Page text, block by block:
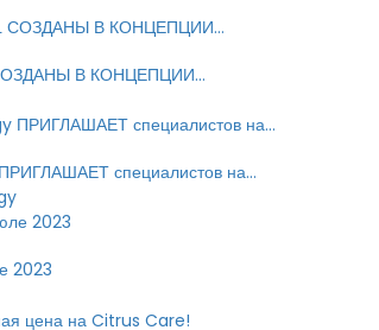
В КОНЦЕПЦИИ...
специалистов на...
2023